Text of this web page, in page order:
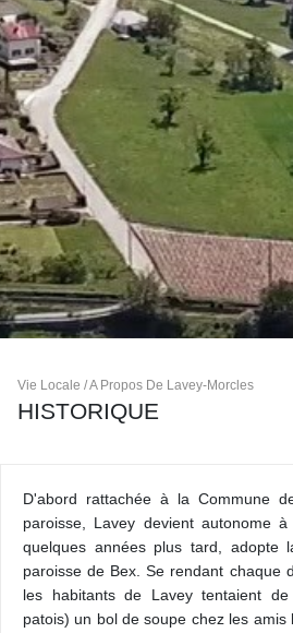
Vie Locale / A Propos De Lavey-Morcles
HISTORIQUE
D'abord rattachée à la Commune
paroisse, Lavey devient autonome
quelques années plus tard,
paroisse de Bex. Se rendant chaque
les habitants de Lavey tentaient
patois) un bol de soupe chez les